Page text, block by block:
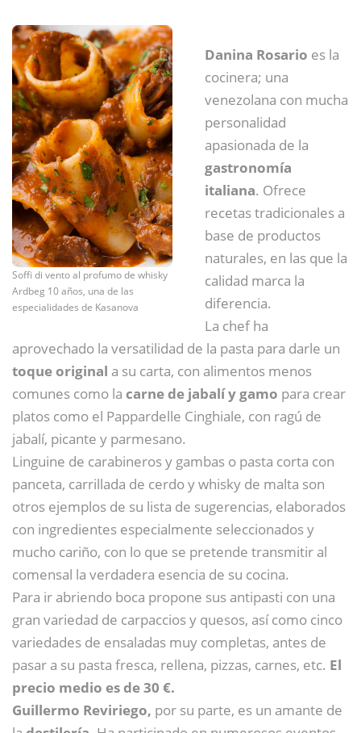
Soffi di vento al profumo de whisky
Ardbeg 10 años, una de las
especialidades de Kasanova
Danina Rosario es la
cocinera; una
venezolana con mucha
personalidad
apasionada de la
gastronomía
italiana. Ofrece
recetas tradicionales a
base de productos
naturales, en las que la
calidad marca la
diferencia.
La chef ha
aprovechado la versatilidad de la pasta para darle un
toque original a su carta, con alimentos menos
comunes como la carne de jabalí y gamo para crear
platos como el Pappardelle Cinghiale, con ragú de
jabalí, picante y parmesano.
Linguine de carabineros y gambas o pasta corta con
panceta, carrillada de cerdo y whisky de malta son
otros ejemplos de su lista de sugerencias, elaborados
con ingredientes especialmente seleccionados y
mucho cariño, con lo que se pretende transmitir al
comensal la verdadera esencia de su cocina.
Para ir abriendo boca propone sus antipasti con una
gran variedad de carpaccios y quesos, así como cinco
variedades de ensaladas muy completas, antes de
pasar a su pasta fresca, rellena, pizzas, carnes, etc. El
precio medio es de 30 €.
Guillermo Reviriego, por su parte, es un amante de